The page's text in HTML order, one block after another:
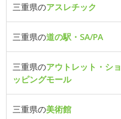
三重県のアスレチック
三重県の道の駅・SA/PA
三重県のアウトレット・ショ
ッピングモール
三重県の美術館